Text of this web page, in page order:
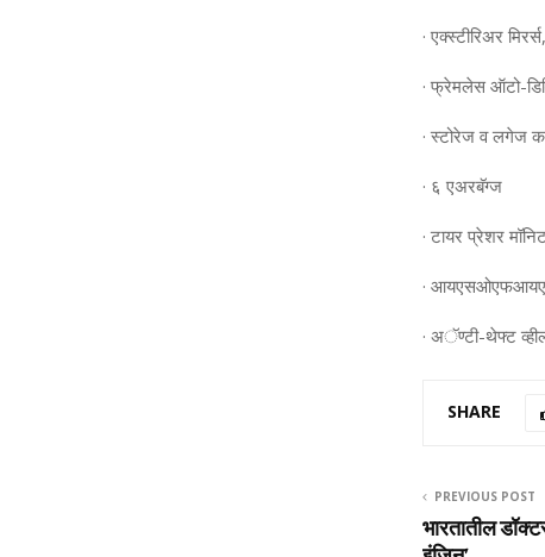
· एक्‍स्‍टीरिअर
· फ्रेमलेस ऑटो-
· स्‍टोरेज व लगेज
· ६ एअरबॅग्ज
· टायर प्रेशर
·
· अॅण्‍टी-थेफ्ट
SHARE
PREVIOUS POST
भारतातील